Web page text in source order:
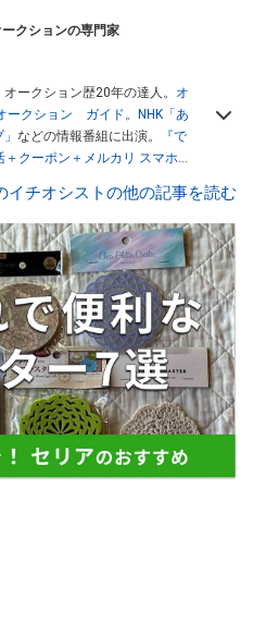
クションの専門家
ークション歴20年の達人。 オ
ークション ガイド。
NHK「あ
などの情報番組に出演。
『で
クーポン＋メルカリ スマホで
！』（翔泳社刊） ほか著書多
ぜ日記」。
に、突然会社を辞める。翌月
、しかも空いた時間でできる
引の仕方がわからずに、まず
にまわり、家の中の物を出品
からは、仕入れを経験。ネッ
るべく、「ネットオークショ
る」という考えを持つ。また
ークションやフリマアプリが
は違う視点でユーザーとして
イチオシストの他の記事を読む